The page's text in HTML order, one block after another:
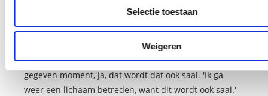
Selectie toestaan
Weigeren
schoen ligt in de dakgoot.' Dat maakt niet uit. Wat
boeit er nog? En je geliefden zijn er natuurlijk, weet je
wel. Alles is er in een vorm … dat voel je. Je bent alles,
dan opeens. Je weet alles, je voelt alles… En op een
gegeven moment, ja, dat wordt dat ook saai. 'Ik ga
weer een lichaam betreden, want dit wordt ook saai.'